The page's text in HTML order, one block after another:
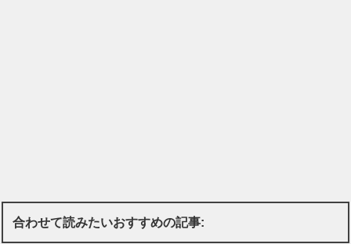
合わせて読みたいおすすめの記事: